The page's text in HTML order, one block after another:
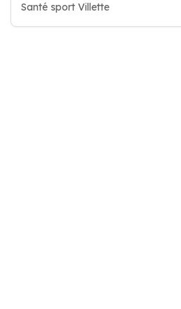
Santé sport Villette